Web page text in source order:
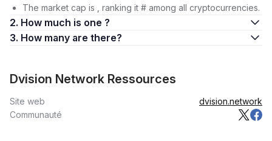
The market cap is , ranking it # among all cryptocurrencies.
2. How much is one ?
3. How many are there?
Dvision Network Ressources
Site web
dvision.network
Communauté